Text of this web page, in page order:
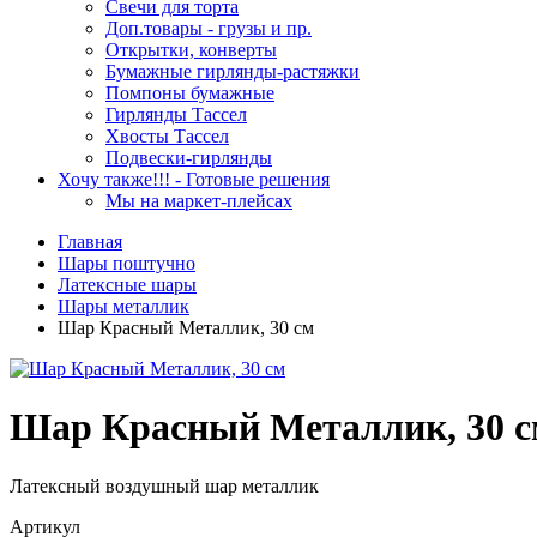
Свечи для торта
Доп.товары - грузы и пр.
Открытки, конверты
Бумажные гирлянды-растяжки
Помпоны бумажные
Гирлянды Тассел
Хвосты Тассел
Подвески-гирлянды
Хочу также!!! - Готовые решения
Мы на маркет-плейсах
Главная
Шары поштучно
Латексные шары
Шары металлик
Шар Красный Металлик, 30 см
Шар Красный Металлик, 30
Латексный воздушный шар металлик
Артикул